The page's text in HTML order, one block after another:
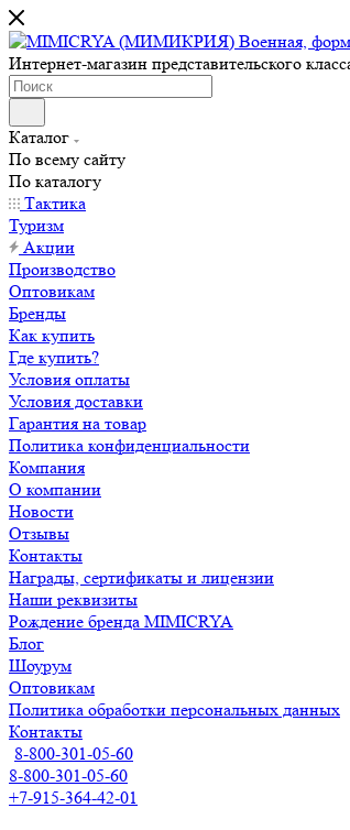
Интернет-магазин представительского
Каталог
По всему сайту
По каталогу
Тактика
Туризм
Акции
Производство
Оптовикам
Бренды
Как купить
Где купить?
Условия оплаты
Условия доставки
Гарантия на товар
Политика конфиденциальности
Компания
О компании
Новости
Отзывы
Контакты
Награды, сертификаты и лицензии
Наши реквизиты
Рождение бренда MIMICRYA
Блог
Шоурум
Оптовикам
Политика обработки персональных данных
Контакты
8-800-301-05-60
8-800-301-05-60
+7-915-364-42-01